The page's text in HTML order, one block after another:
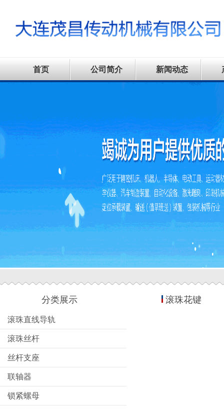
首页 公司简介 新闻动态
分类展示
滚珠直线导轨
滚珠丝杆
丝杆支座
联轴器
锁紧螺母
滚珠花键